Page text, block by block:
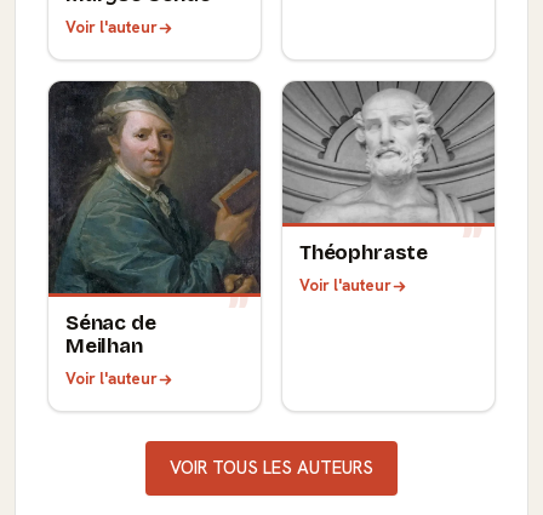
Voir l'auteur
Sénac de
Meilhan
Voir l'auteur
Théophraste
Voir l'auteur
VOIR TOUS LES AUTEURS